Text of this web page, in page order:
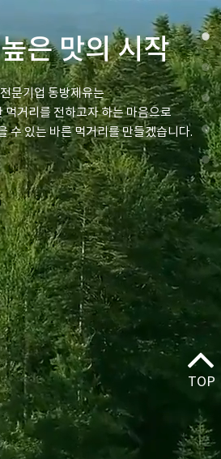
TOP
은 맛의 시작
문기업 동방제유는
먹거리를 전하고자 하는 마음으로
수 있는 바른 먹거리를 만들겠습니다.